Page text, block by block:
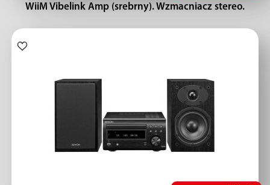
WiiM Vibelink Amp (srebrny). Wzmacniacz stereo.